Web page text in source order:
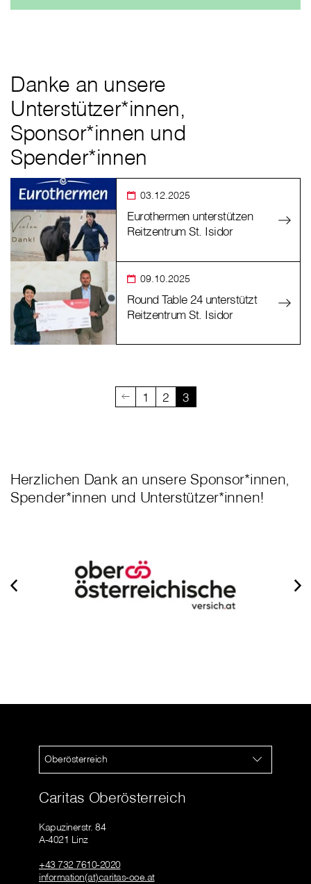
Danke an unsere
Unterstützer*innen,
Sponsor*innen und
Spender*innen
03.12.2025
Eurothermen unterstützen
Reitzentrum St. Isidor
09.10.2025
Round Table 24 unterstützt
Reitzentrum St. Isidor
1 2 3
Herzlichen Dank an unsere Sponsor*innen,
Spender*innen und Unterstützer*innen!
Oberösterreich
Caritas Oberösterreich
Kapuzinerstr. 84
A-4021 Linz
+43 732 7610-2020
information(at)caritas-ooe.at